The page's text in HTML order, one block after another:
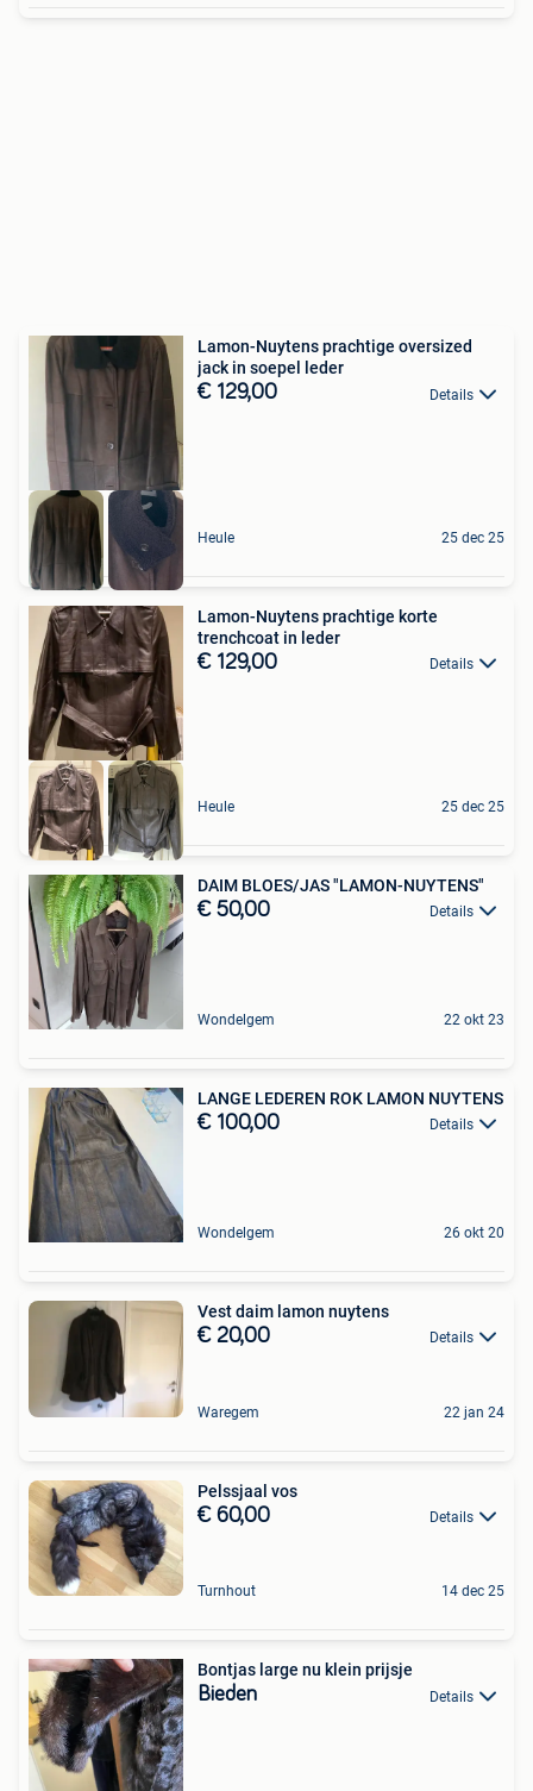
Lamon-Nuytens prachtige oversized
jack in soepel leder
€ 129,00 Details
Heule 25 dec 25
Lamon-Nuytens prachtige korte
trenchcoat in leder
€ 129,00 Details
Heule 25 dec 25
DAIM BLOES/JAS "LAMON-NUYTENS"
€ 50,00 Details
Wondelgem 22 okt 23
LANGE LEDEREN ROK LAMON NUYTENS
€ 100,00 Details
Wondelgem 26 okt 20
Vest daim lamon nuytens
€ 20,00 Details
Waregem 22 jan 24
Pelssjaal vos
€ 60,00 Details
Turnhout 14 dec 25
Bontjas large nu klein prijsje
Bieden Details